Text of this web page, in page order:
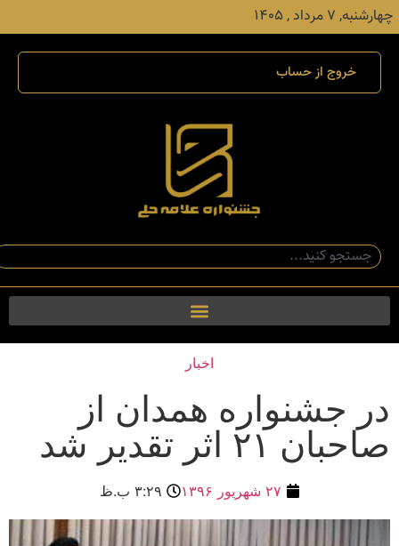
چهارشنبه, ۷ مرداد , ۱۴۰۵
خروج از حساب
اخبار
در جشنواره همدان از
صاحبان ٢١ اثر تقدیر شد
۲۷ شهریور ۱۳۹۶ ۳:۲۹ ب.ظ